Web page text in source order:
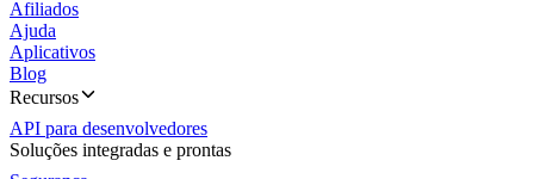
Afiliados
Ajuda
Aplicativos
Blog
Recursos
API para desenvolvedores
Soluções integradas e prontas